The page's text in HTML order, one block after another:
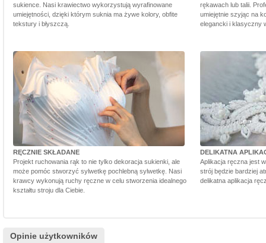
sukience. Nasi krawiectwo wykorzystują wyrafinowane
umiejętności, dzięki którym suknia ma żywe kolory, obfite
tekstury i błyszczą.
rękawach lub talii.
umiejętnie szyjąc na
elegancki i klasyczny
RĘCZNIE SKŁADANE
Projekt ruchowania rąk to nie tylko dekoracja sukienki, ale
może pomóc stworzyć sylwetkę pochlebną sylwetkę. Nasi
krawcy wykonują ruchy ręczne w celu stworzenia idealnego
kształtu stroju dla Ciebie.
DELIKATNA
Aplikacja ręczna jest
strój będzie bardziej
delikatna aplikacja
Opinie użytkowników